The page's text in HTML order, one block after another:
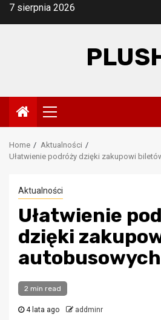
Skip7 sierpnia 2026
Primary
Menu
Home
Aktualności
Ułatwienie podróży dzięki zakupowi
Aktualności
Ułatwienie
dzięki
2 min read
4 lata ago addminr